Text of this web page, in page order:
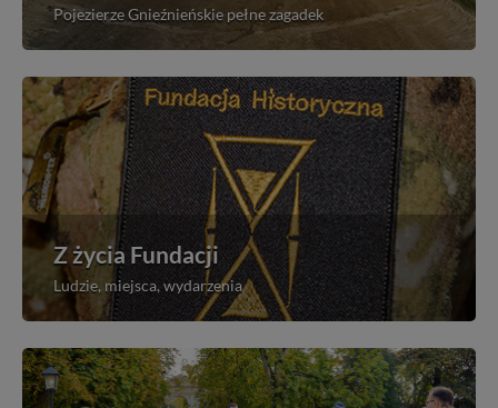
Pojezierze Gnieźnieńskie pełne zagadek
Z życia Fundacji
Ludzie, miejsca, wydarzenia